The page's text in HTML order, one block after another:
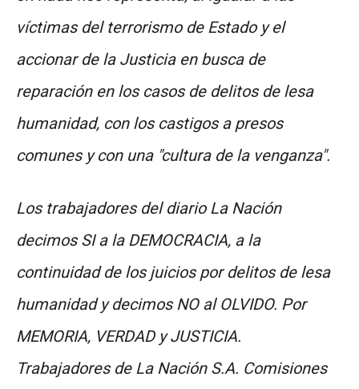
víctimas del terrorismo de Estado y el
accionar de la Justicia en busca de
reparación en los casos de delitos de lesa
humanidad, con los castigos a presos
comunes y con una "cultura de la venganza".
Los trabajadores del diario La Nación
decimos SI a la DEMOCRACIA, a la
continuidad de los juicios por delitos de lesa
humanidad y decimos NO al OLVIDO. Por
MEMORIA, VERDAD y JUSTICIA.
Trabajadores de La Nación S.A. Comisiones